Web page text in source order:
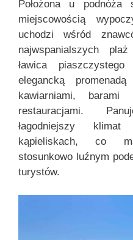
Położona u podnóża
miejscowością
uchodzi wśród
najwspanialszych
ławica
elegancką
kawiarniami,
restauracjami.
łagodniejszy
kąpieliskach, co
stosunkowo luźnym
turystów.